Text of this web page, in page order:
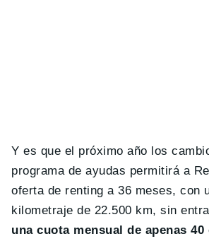
Y es que el próximo año los
programa de ayudas permitirá a
oferta de renting a 36 meses, con
kilometraje de 22.500 km, sin
una cuota mensual de apenas 40